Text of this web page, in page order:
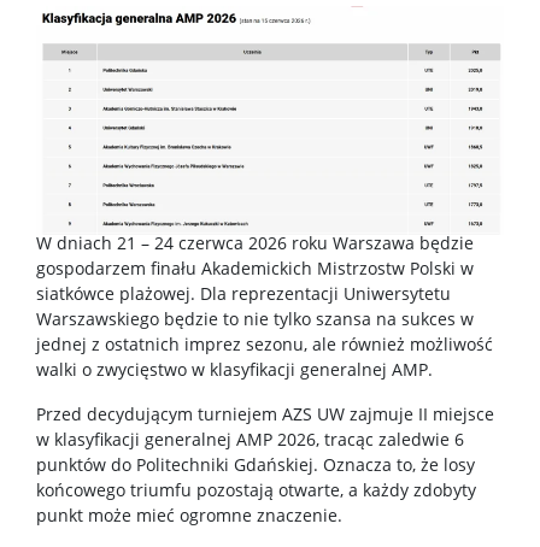
W dniach 21 – 24 czerwca 2026 roku Warszawa będzie
gospodarzem finału Akademickich Mistrzostw Polski w
siatkówce plażowej. Dla reprezentacji Uniwersytetu
Warszawskiego będzie to nie tylko szansa na sukces w
jednej z ostatnich imprez sezonu, ale również możliwość
walki o zwycięstwo w klasyfikacji generalnej AMP.
Przed decydującym turniejem AZS UW zajmuje II miejsce
w klasyfikacji generalnej AMP 2026, tracąc zaledwie 6
punktów do Politechniki Gdańskiej. Oznacza to, że losy
końcowego triumfu pozostają otwarte, a każdy zdobyty
punkt może mieć ogromne znaczenie.